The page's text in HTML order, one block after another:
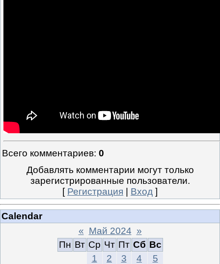
Всего комментариев: 0
Добавлять комментарии могут только
зарегистрированные пользователи.
[ Регистрация Вход ]
Calendar
« Май 2024 »
Пн Вт Ср Чт Пт Сб Вс
1
2 3 4
5